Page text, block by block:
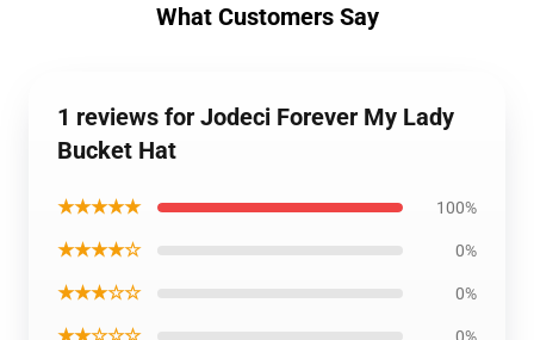
What Customers Say
1 reviews for Jodeci Forever My Lady
Bucket Hat
★★★★★ 100%
★★★★☆ 0%
★★★☆☆ 0%